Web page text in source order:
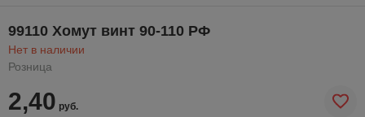
99110 Хомут винт 90-110 РФ
Нет в наличии
Розница
2,40 руб.